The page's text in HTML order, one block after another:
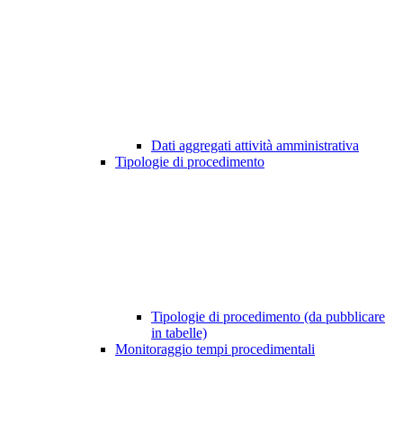
Dati aggregati attività amministrativa
Tipologie di procedimento
Tipologie di procedimento (da pubblicare
in tabelle)
Monitoraggio tempi procedimentali